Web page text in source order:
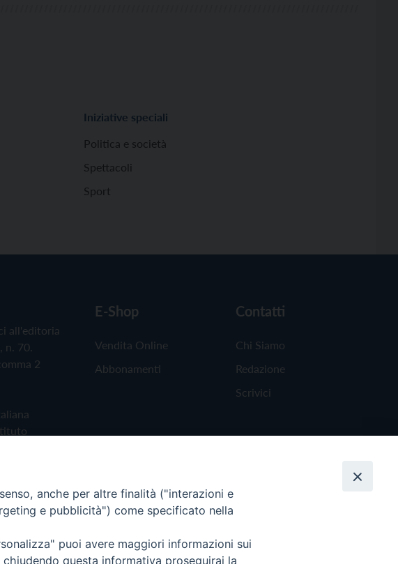
Iniziative speciali
Politica e società
Spettacoli
Sport
all'editoria
n. 70.
2
E-Shop
Vendita Online
Abbonamenti
Contatti
Chi Siamo
Redazione
Scrivici
anche per altre finalità ("interazioni e
e pubblicità") come specificato nella
puoi avere maggiori informazioni sui
questa informativa proseguirai la